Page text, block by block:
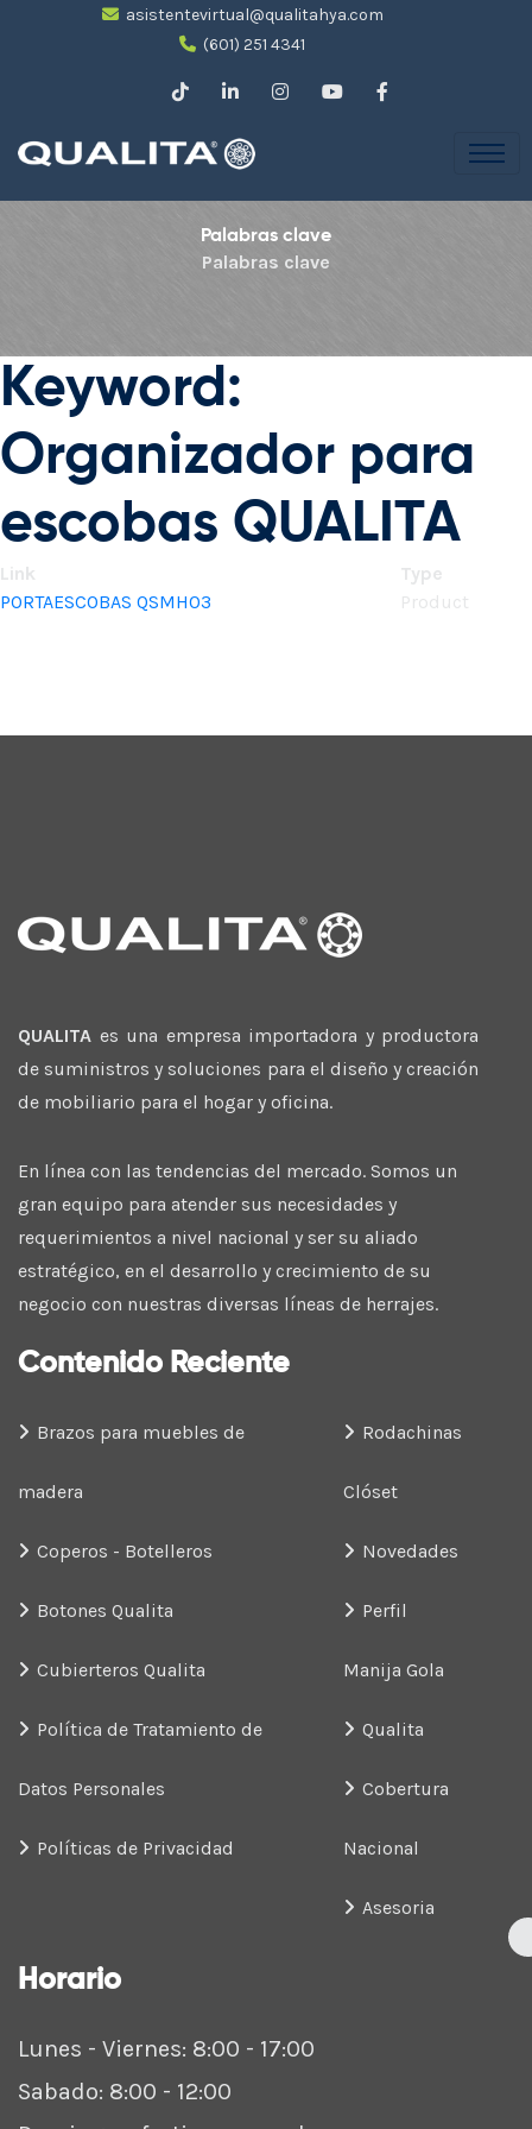
asistentevirtual@qualitahya.com
(601) 251 4341
Palabras clave
Palabras clave
Keyword:
Organizador para
escobas QUALITA
Link
Type
PORTAESCOBAS QSMH03
Product
QUALITA es una empresa importadora y productora
de suministros y soluciones para el diseño y creación
de mobiliario para el hogar y oficina.
En línea con las tendencias del mercado. Somos un
gran equipo para atender sus necesidades y
requerimientos a nivel nacional y ser su aliado
estratégico, en el desarrollo y crecimiento de su
negocio con nuestras diversas líneas de herrajes.
Contenido Reciente
Brazos para muebles de
madera
Coperos - Botelleros
Botones Qualita
Cubierteros Qualita
Política de Tratamiento de
Datos Personales
Políticas de Privacidad
Rodachinas
Clóset
Novedades
Perfil
Manija Gola
Qualita
Cobertura
Nacional
Asesoria
Horario
Lunes - Viernes: 8:00 - 17:00
Sabado: 8:00 - 12:00